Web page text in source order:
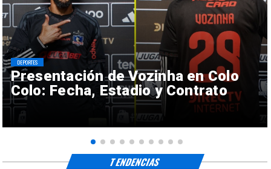
Presentación de Vozinha en Colo
Colo: Fecha, Estadio y Contrato
DEPORTES
TENDENCIAS